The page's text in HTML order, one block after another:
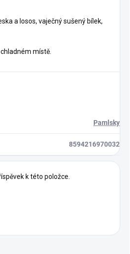
a losos, vaječný sušený bílek,
místě.
Pamlsky
8594216970032
k této položce.